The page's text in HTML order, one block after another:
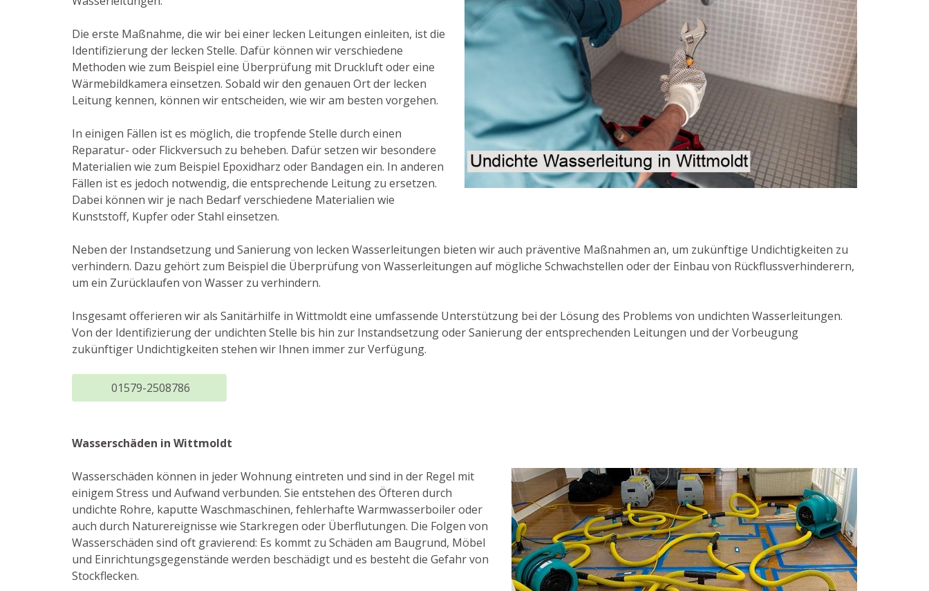
Die erste Maßnahme, die wir bei einer lecken Leitungen einleiten, ist die
Identifizierung der lecken Stelle. Dafür können wir verschiedene
Methoden wie zum Beispiel eine Überprüfung mit Druckluft oder eine
Wärmebildkamera einsetzen. Sobald wir den genauen Ort der lecken
Leitung kennen, können wir entscheiden, wie wir am besten vorgehen.
In einigen Fällen ist es möglich, die tropfende Stelle durch einen
Reparatur- oder Flickversuch zu beheben. Dafür setzen wir besondere
Materialien wie zum Beispiel Epoxidharz oder Bandagen ein. In anderen
Fällen ist es jedoch notwendig, die entsprechende Leitung zu ersetzen.
Dabei können wir je nach Bedarf verschiedene Materialien wie
Kunststoff, Kupfer oder Stahl einsetzen.
Neben der Instandsetzung und Sanierung von lecken Wasserleitungen bieten wir auch präventive Maßnahmen an, um zukünftige Undichtigkeiten zu
verhindern. Dazu gehört zum Beispiel die Überprüfung von Wasserleitungen auf mögliche Schwachstellen oder der Einbau von Rückflussverhinderern,
um ein Zurücklaufen von Wasser zu verhindern.
Insgesamt offerieren wir als Sanitärhilfe in Wittmoldt eine umfassende Unterstützung bei der Lösung des Problems von undichten Wasserleitungen.
Von der Identifizierung der undichten Stelle bis hin zur Instandsetzung oder Sanierung der entsprechenden Leitungen und der Vorbeugung
zukünftiger Undichtigkeiten stehen wir Ihnen immer zur Verfügung.
01579-2508786
Wasserschäden in Wittmoldt
Wasserschäden können in jeder Wohnung eintreten und sind in der Regel mit
einigem Stress und Aufwand verbunden. Sie entstehen des Öfteren durch
undichte Rohre, kaputte Waschmaschinen, fehlerhafte Warmwasserboiler oder
auch durch Naturereignisse wie Starkregen oder Überflutungen. Die Folgen von
Wasserschäden sind oft gravierend: Es kommt zu Schäden am Baugrund, Möbel
und Einrichtungsgegenstände werden beschädigt und es besteht die Gefahr von
Stockflecken.